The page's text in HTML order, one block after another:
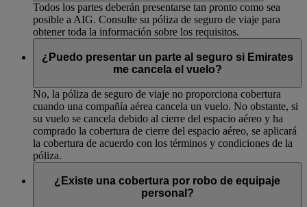
Todos los partes deberán presentarse tan pronto como sea
posible a AIG. Consulte su póliza de seguro de viaje para
obtener toda la información sobre los requisitos.
¿Puedo presentar un parte al seguro si Emirates
me cancela el vuelo?
No, la póliza de seguro de viaje no proporciona cobertura
cuando una compañía aérea cancela un vuelo. No obstante, si
su vuelo se cancela debido al cierre del espacio aéreo y ha
comprado la cobertura de cierre del espacio aéreo, se aplicará
la cobertura de acuerdo con los términos y condiciones de la
póliza.
¿Existe una cobertura por robo de equipaje
personal?